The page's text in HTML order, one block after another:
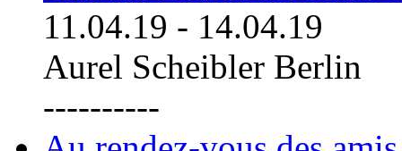
11.04.19 - 14.04.19
Aurel Scheibler Berlin
----------